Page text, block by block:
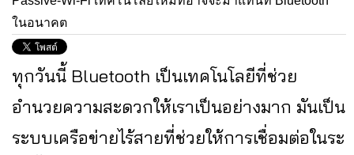
ในอนาคต
ทุกวันนี้ Bluetooth เป็นเทคโนโลยีที่ช่วย
อำนวยความสะดวกให้เราเป็นอย่างมาก มันเป็น
ระบบเครือข่ายไร้สายที่ช่วยให้การเชื่อมต่อในระ